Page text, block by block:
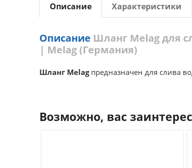
Описание Характеристики
Описание Шланг Melag для
| Melag (Германия)
Шланг Melagпредназначен для слива
Возможно, вас